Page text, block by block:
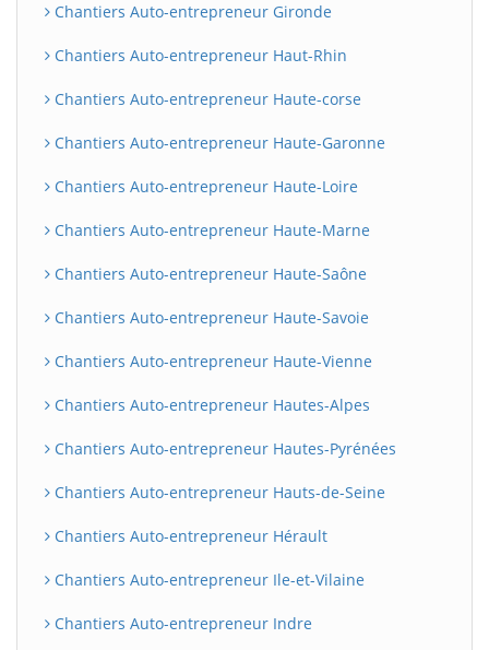
Chantiers Auto-entrepreneur Gironde
Chantiers Auto-entrepreneur Haut-Rhin
Chantiers Auto-entrepreneur Haute-corse
Chantiers Auto-entrepreneur Haute-Garonne
Chantiers Auto-entrepreneur Haute-Loire
Chantiers Auto-entrepreneur Haute-Marne
Chantiers Auto-entrepreneur Haute-Saône
Chantiers Auto-entrepreneur Haute-Savoie
Chantiers Auto-entrepreneur Haute-Vienne
Chantiers Auto-entrepreneur Hautes-Alpes
Chantiers Auto-entrepreneur Hautes-Pyrénées
Chantiers Auto-entrepreneur Hauts-de-Seine
Chantiers Auto-entrepreneur Hérault
Chantiers Auto-entrepreneur Ile-et-Vilaine
Chantiers Auto-entrepreneur Indre